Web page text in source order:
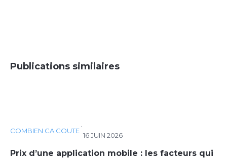
Publications similaires
COMBIEN CA COUTE
·
16 JUIN 2026
Prix d’une application mobile : les facteurs qui